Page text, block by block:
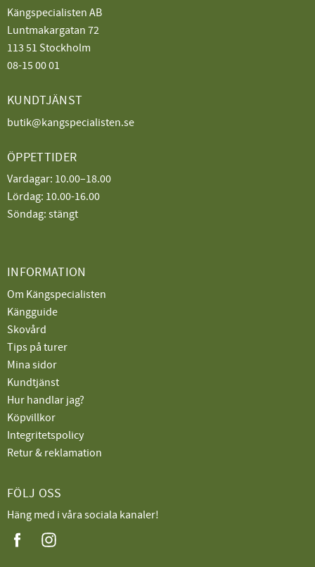
Kängspecialisten AB
Luntmakargatan 72
113 51 Stockholm
08-15 00 01
KUNDTJÄNST
butik@kangspecialisten.se
ÖPPETTIDER
Vardagar: 10.00–18.00
Lördag: 10.00-16.00
Söndag: stängt
INFORMATION
Om Kängspecialisten
Kängguide
Skovård
Tips på turer
Mina sidor
Kundtjänst
Hur handlar jag?
Köpvillkor
Integritetspolicy
Retur & reklamation
FÖLJ OSS
Häng med i våra sociala kanaler!